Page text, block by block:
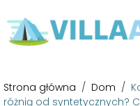
Strona główna / Dom /
różnią od syntetycznych?